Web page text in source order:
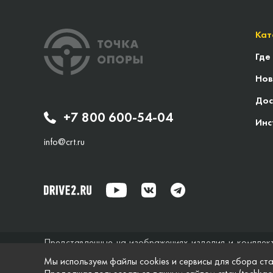
+7 800 600-54-04
info@crt.ru
Представленные на изображениях изделия и
исключительно справочный характер и ни при каких
не дает гарантий по поводу своевременности,
Мы используем файлы cookies и сервисы для сбора